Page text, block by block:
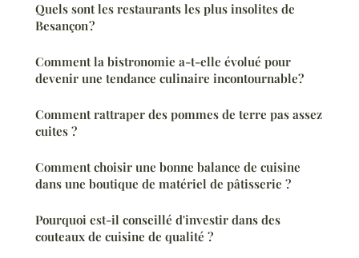
Quels sont les restaurants les plus insolites de
Besançon ?
Comment la bistronomie a-t-elle évolué pour
devenir une tendance culinaire incontournable?
Comment rattraper des pommes de terre pas assez
cuites ?
Comment choisir une bonne balance de cuisine
dans une boutique de matériel de pâtisserie ?
Pourquoi est-il conseillé d'investir dans des
couteaux de cuisine de qualité ?